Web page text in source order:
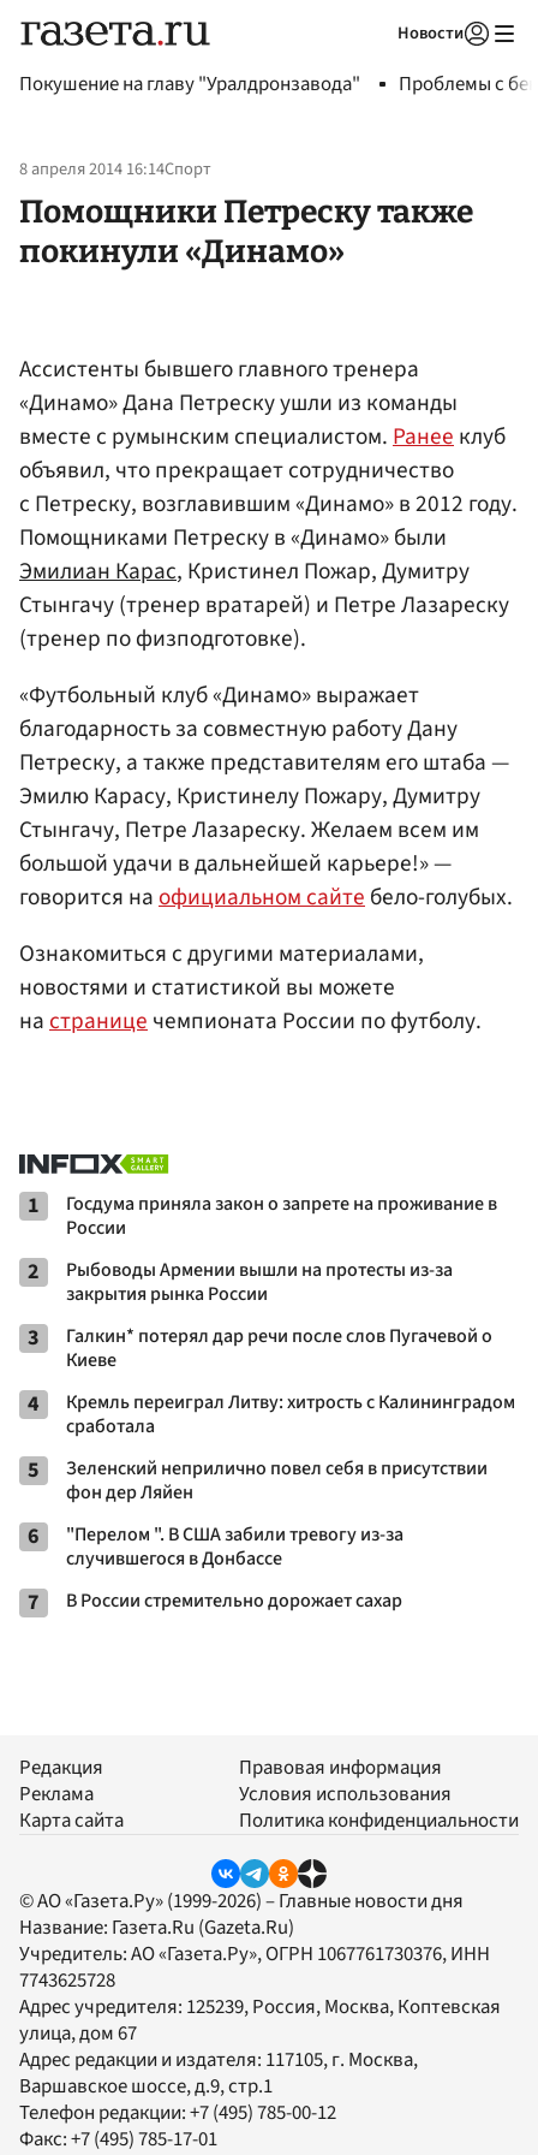
Новости
Покушение на главу "Уралдронзавода" Проблемы с
8 апреля 2014 16:14Спорт
Помощники Петреску также
покинули «Динамо»
Ассистенты бывшего главного тренера
«Динамо» Дана Петреску ушли из команды
вместе с румынским специалистом.Ранееклуб
объявил, что прекращает сотрудничество
с Петреску, возглавившим «Динамо» в 2012 году.
Помощниками Петреску в «Динамо» были
Эмилиан Карас, Кристинел Пожар, Думитру
Стынгачу (тренер вратарей) и Петре Лазареску
(тренер по физподготовке).
«Футбольный клуб «Динамо» выражает
благодарность за совместную работу Дану
Петреску, а также представителям его штаба —
Эмилю Карасу, Кристинелу Пожару, Думитру
Стынгачу, Петре Лазареску. Желаем всем им
большой удачи в дальнейшей карьере!» —
говорится наофициальном сайтебело-голубых.
Ознакомиться с другими материалами,
новостями и статистикой вы можете
настраницечемпионата России по футболу.
1
Госдума приняла закон о запрете на проживание в
России
2
Рыбоводы Армении вышли на протесты из-за
закрытия рынка России
3
Галкин* потерял дар речи после слов Пугачевой о
Киеве
4
Кремль переиграл Литву: хитрость с Калининградом
сработала
5
Зеленский неприлично повел cебя в присутствии
фон дер Ляйен
6
"Перелом ". В США забили тревогу из-за
случившегося в Донбассе
7 В России стремительно дорожает сахар
Редакция
Реклама
Карта сайта
Правовая информация
Условия использования
Политика конфиденциальности
© АО «Газета.Ру» (1999-2026) – Главные новости дня
Название: Газета.Ru (Gazeta.Ru)
Учредитель:АО «Газета.Ру», ОГРН 1067761730376, ИНН
7743625728
Адрес учредителя: 125239, Россия, Москва, Коптевская
улица, дом 67
Адрес редакции и издателя: 117105, г. Москва,
Варшавское шоссе, д.9, стр.1
Телефон редакции:+7 (495) 785-00-12
Факс:+7 (495) 785-17-01